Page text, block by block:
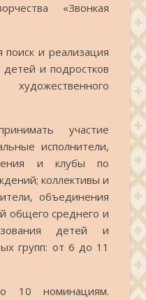
«Звонкая
поиск и реализация
и подростков
участие
исполнители,
и клубы по
коллективы и
объединения
общего среднего и
детей и
групп: от 6 до 11
10 номинациям.